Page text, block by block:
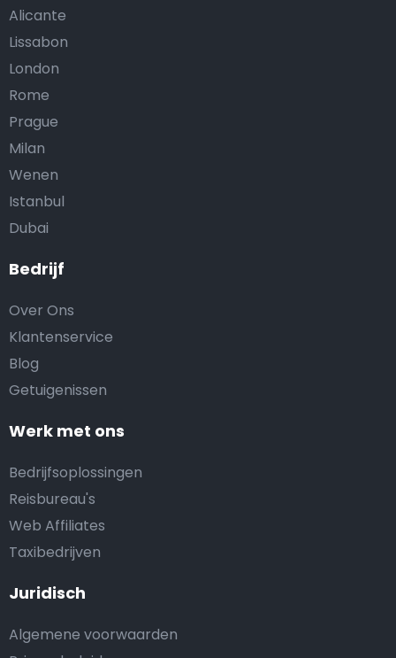
Bedrijf
Over Ons
Klantenservice
Blog
Getuigenissen
Werk met ons
Bedrijfsoplossingen
Reisbureau's
Web Affiliates
Taxibedrijven
Juridisch
Algemene voorwaarden
Alicante
Lissabon
London
Rome
Prague
Milan
Wenen
Istanbul
Dubai